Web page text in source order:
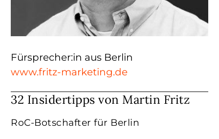
32 Insidertipps von Martin Fritz
RoC-Botschafter für Berlin
Fürsprecher:in aus Berlin
www.fritz-marketing.de